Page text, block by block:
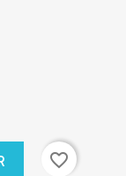
favorite_border